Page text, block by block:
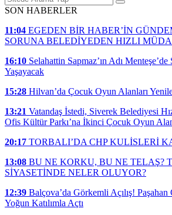
SON HABERLER
11:04 EGEDEN BİR HABER’İN
SORUNA BELEDİYEDEN HIZLI
16:10 Selahattin Sapmaz’ın Adı
Yaşayacak
15:28 Hilvan’da Çocuk Oyun Alanları
13:21 Vatandaş İstedi, Siverek Belediyesi
Ofis Kültür Parkı’na İkinci Çocuk Oyun
20:17 TORBALI’DA CHP KULİSLERİ
13:08 BU NE KORKU, BU NE TELAŞ?
SİYASETİNDE NELER OLUYOR?
12:39 Balçova’da Görkemli Açılış! Paşahan
Yoğun Katılımla Açtı